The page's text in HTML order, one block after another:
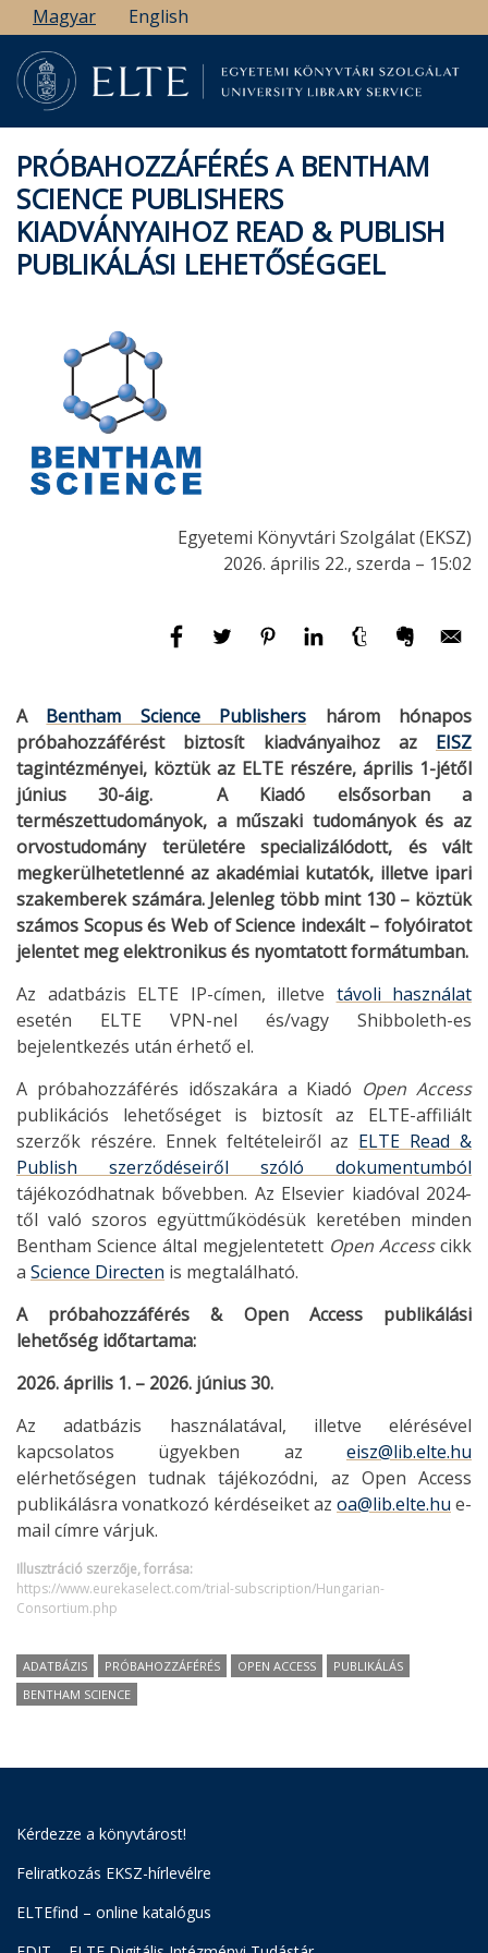
Ugrás
a
tartalomra
Magyar English
PRÓBAHOZZÁFÉRÉS A BENTHAM
SCIENCE PUBLISHERS
KIADVÁNYAIHOZ READ & PUBLISH
PUBLIKÁLÁSI LEHETŐSÉGGEL
Egyetemi Könyvtári Szolgálat (EKSZ)
2026. április 22., szerda – 15:02
A Bentham Science Publishers három hónapos
próbahozzáférést biztosít kiadványaihoz az EISZ
tagintézményei, köztük az ELTE részére, április 1-jétől
június 30-áig. A Kiadó elsősorban a
természettudományok, a műszaki tudományok és az
orvostudomány területére specializálódott, és vált
megkerülhetetlenné az akadémiai kutatók, illetve ipari
szakemberek számára. Jelenleg több mint 130 – köztük
számos Scopus és Web of Science indexált – folyóiratot
jelentet meg elektronikus és nyomtatott formátumban.
Az adatbázis ELTE IP-címen, illetve távoli használat
esetén ELTE VPN-nel és/vagy Shibboleth-es
bejelentkezés után érhető el.
A próbahozzáférés időszakára a Kiadó Open Access
publikációs lehetőséget is biztosít az ELTE-affiliált
szerzők részére. Ennek feltételeiről az ELTE Read &
Publish szerződéseiről szóló dokumentumból
tájékozódhatnak bővebben. Az Elsevier kiadóval 2024-
től való szoros együttműködésük keretében minden
Bentham Science által megjelentetett Open Accesscikk
a Science Directen is megtalálható.
A próbahozzáférés & Open Access publikálási
lehetőség időtartama:
2026. április 1. – 2026. június 30.
Az adatbázis használatával, illetve elérésével
kapcsolatos ügyekben az eisz@lib.elte.hu
elérhetőségen tudnak tájékozódni, az Open Access
publikálásra vonatkozó kérdéseiket az oa@lib.elte.hu e-
mail címre várjuk.
Illusztráció szerzője, forrása:
https://www.eurekaselect.com/trial-subscription/Hungarian-
Consortium.php
ADATBÁZIS PRÓBAHOZZÁFÉRÉS OPEN ACCESS
PUBLIKÁLÁS
BENTHAM SCIENCE
Kérdezze a könyvtárost!
Feliratkozás EKSZ-hírlevélre
ELTEfind – online katalógus